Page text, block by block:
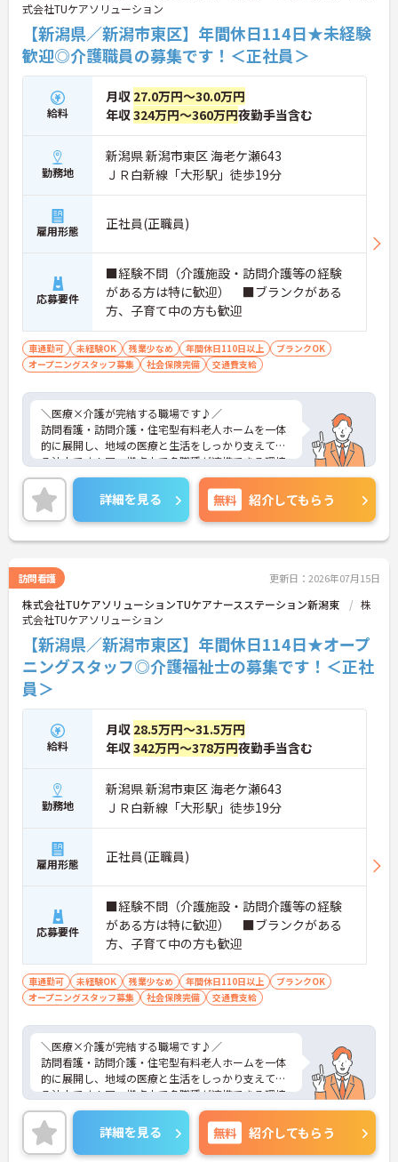
・髪色やネイルなどが原則自由となっており、定年
65歳・再雇用70歳までの継続雇用制度のもとで、ご
自身のスタイルを保ちながら末永く活躍できます。
式会社TUケアソリューション
【新潟県／新潟市東区】年間休日114日★未経験
歓迎◎介護職員の募集です！＜正社員＞
給料
月収 27.0万円～30.0万円
年収324万円～360万円夜勤手当含む
勤務地
新潟県 新潟市東区 海老ケ瀬643
ＪＲ白新線「大形駅」徒歩19分
雇用形態 正社員(正職員)
応募要件
■経験不問（介護施設・訪問介護等の経験
がある方は特に歓迎） ■ブランクがある
方、子育て中の方も歓迎
車通勤可 未経験OK 残業少なめ 年間休日110日以上
ブランクOK
オープニングスタッフ募集
社会保険完備 交通費支給
＼医療×介護が完結する職場です♪／
訪問看護・訪問介護・住宅型有料老人ホームを一体
的に展開し、地域の医療と生活をしっかり支えてい
る法人です！同一拠点内で多職種が連携できる環境
が整っているので、利用者様一人ひとりに合わせた
ケアがしやすいのが特徴です。新規施設の立ち上げ
にも積極的で、これからの拡大も期待される成長性
のある事業所です。医療依存度の高い方にも対応で
きる体制を大切にしており、安心して長く働ける環
■ 収入も休みも叶う好待遇♪
「無理なく働けて、しっかり稼げる」が魅力です
・「年間休日114日」でしっかり休めます
・夜勤手当「1回8,000円・月5回程度」で収入安定
・残業は「月5時間程度」と少なめ
■ オープニングで一から関われる！
新しい環境でスタートしたい方にピッタリです
・「2026年8月オープン」の新施設
・意見を出しながら現場づくりに関われます
・チームづくりにも参加できるタイミング
→ 自分らしい働き方をつくりやすい職場です♪
安心感のある連携体制が魅力です
・訪問看護と訪問介護が同一拠点に配置
・夜勤は「介護2名＋看護師1名」の安心体制
→ 困ったときもすぐ相談できる環境です♪
■ 未経験でも安心スタート♪
これから介護を始めたい方も歓迎です
・ブランクある方への配慮あり
・日勤から夜勤まで段階的に覚えられます
→ 自分のペースで成長できる職場です♪
詳細を見る 無料 紹介してもらう
訪問看護 更新日：2026年07月15日
株式会社TUケアソリューションTUケアナースステーション新潟東
株
式会社TUケアソリューション
【新潟県／新潟市東区】年間休日114日★オープ
ニングスタッフ◎介護福祉士の募集です！＜正社
員＞
給料
月収 28.5万円～31.5万円
年収342万円～378万円夜勤手当含む
勤務地
新潟県 新潟市東区 海老ケ瀬643
ＪＲ白新線「大形駅」徒歩19分
雇用形態 正社員(正職員)
応募要件
■経験不問（介護施設・訪問介護等の経験
がある方は特に歓迎） ■ブランクがある
方、子育て中の方も歓迎
車通勤可 未経験OK 残業少なめ 年間休日110日以上
ブランクOK
オープニングスタッフ募集
社会保険完備 交通費支給
＼医療×介護が完結する職場です♪／
訪問看護・訪問介護・住宅型有料老人ホームを一体
的に展開し、地域の医療と生活をしっかり支えてい
る法人です！同一拠点内で多職種が連携できる環境
が整っているので、利用者様一人ひとりに合わせた
ケアがしやすいのが特徴です。新規施設の立ち上げ
にも積極的で、これからの拡大も期待される成長性
のある事業所です。医療依存度の高い方にも対応で
詳細を見る 無料 紹介してもらう